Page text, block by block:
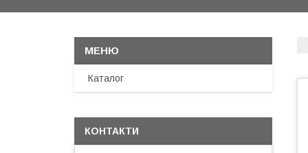
Каталог
КОНТАКТИ